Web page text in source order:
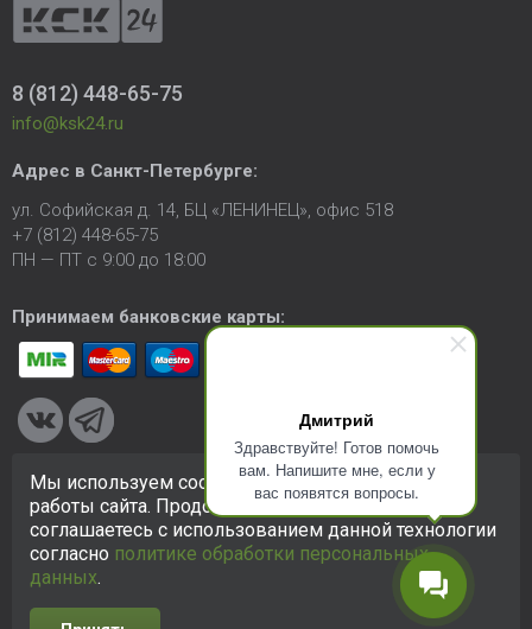
Дмитрий
Здравствуйте! Готов помочь
вам. Напишите мне, если у
вас появятся вопросы.
8 (812) 448-65-75
info@ksk24.ru
Адрес в Санкт-Петербурге:
ул. Софийская д. 14, БЦ «ЛЕНИНЕЦ», офис 518
+7 (812) 448-65-75
ПН — ПТ с 9:00 до 18:00
Принимаем банковские карты:
© 2005-2026 ООО «КСК». Сайт https://ksk24.ruсоздан
исключительно в информационных целях и любая информация
на сайте не является публичной офертой.Политика в
отношении персональных данных
Мы используем cookie-файлы для улучшения
работы сайта. Продолжая использовать сайт, вы
соглашаетесь с использованием данной технологии
согласно политике обработки персональных
данных.